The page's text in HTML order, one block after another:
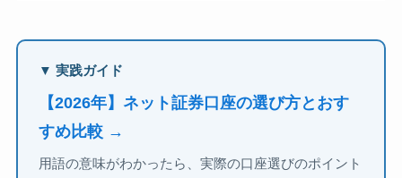
▼ 実践ガイド
【2026年】ネット証券口座の選び方とおす
すめ比較 →
用語の意味がわかったら、実際の口座選びのポイント